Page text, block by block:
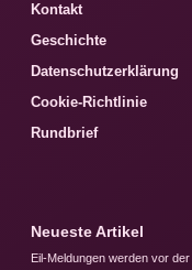
Kontakt
Geschichte
Datenschutzerklärung
Cookie-Richtlinie
Rundbrief
Neueste Artikel
Eil-Meldungen werden vor